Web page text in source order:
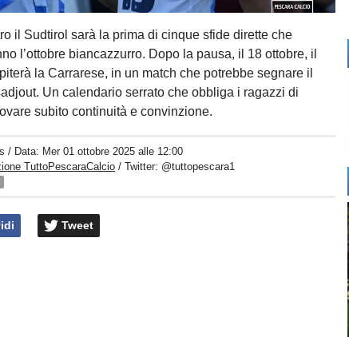
il Sudtirol sarà la prima di cinque sfide dirette che
l’ottobre biancazzurro. Dopo la pausa, il 18 ottobre, il
la Carrarese, in un match che potrebbe segnare il
Un calendario serrato che obbliga i ragazzi di
subito continuità e convinzione.
/ Data: Mer 01 ottobre 2025 alle 12:00
TuttoPescaraCalcio / Twitter: @tuttopescara1
Tweet